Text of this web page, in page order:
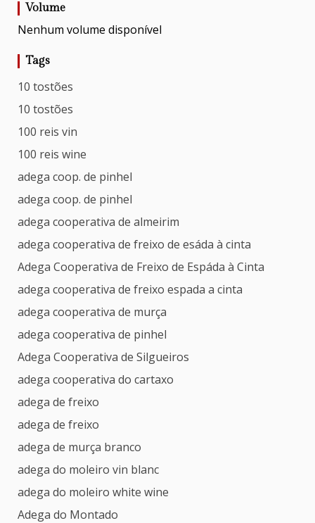
Volume
Nenhum volume disponível
Tags
10 tostões
10 tostões
100 reis vin
100 reis wine
adega coop. de pinhel
adega coop. de pinhel
adega cooperativa de almeirim
adega cooperativa de freixo de esáda à cinta
Adega Cooperativa de Freixo de Espáda à Cinta
adega cooperativa de freixo espada a cinta
adega cooperativa de murça
adega cooperativa de pinhel
Adega Cooperativa de Silgueiros
adega cooperativa do cartaxo
adega de freixo
adega de freixo
adega de murça branco
adega do moleiro vin blanc
adega do moleiro white wine
Adega do Montado